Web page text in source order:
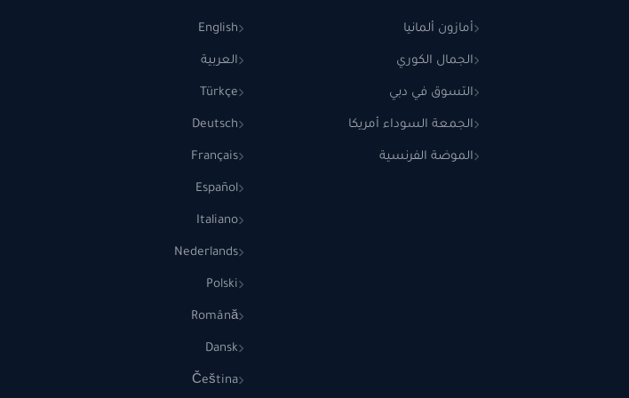
أمازون ألمانيا
الجمال الكوري
التسوق في دبي
الجمعة السوداء أمريكا
الموضة الفرنسية
English
العربية
Türkçe
Deutsch
Français
Español
Italiano
Nederlands
Polski
Română
Dansk
Čeština